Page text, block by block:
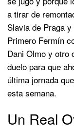
a tirar de
Slavia de Praga
Primero Fermín
Dani Olmo y otro
duelo para que
última jornada
esta semana.
Un Real